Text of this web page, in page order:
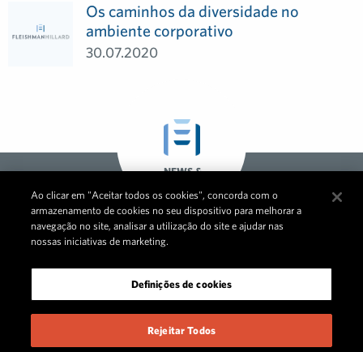
Os caminhos da diversidade no
ambiente corporativo
30.07.2020
NEWS &
GLOBAL
© 2026 FleishmanHillard
Ao clicar em "Aceitar todos os cookies", concorda com o
armazenamento de cookies no seu dispositivo para melhorar a
navegação no site, analisar a utilização do site e ajudar nas
nossas iniciativas de marketing.
Definições de cookies
Rejeitar Todos